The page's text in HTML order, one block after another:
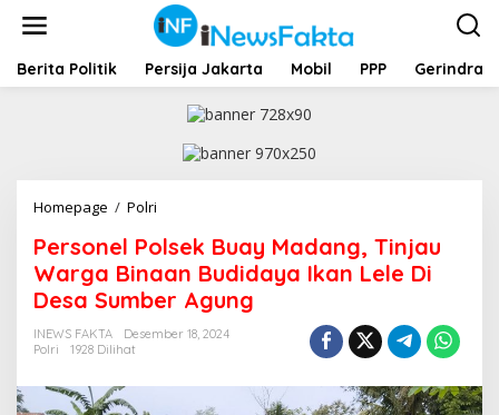
t
Berita Politik Persija Jakarta Mobil PPP Gerindra
Homepage / Polri
r
s
o
n
e
o
Personel Polsek Buay Madang, Tinjau
Warga Binaan Budidaya Ikan Lele Di
Desa Sumber Agung
INEWS FAKTA
Desember 18, 2024
Polri
1928 Dilihat